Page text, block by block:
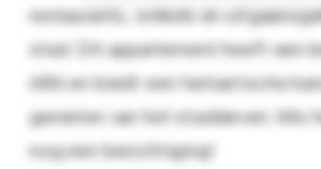
restaurants, winkels en
stad. Dit appartement heeft een
686 en biedt een fantastische
genieten van het stadsleven. Mis
nog een bezichtiging!